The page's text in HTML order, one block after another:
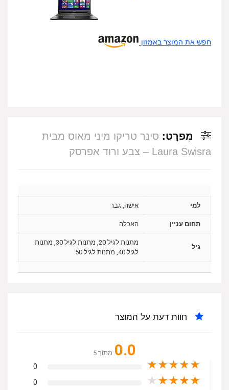
חפש את המוצר באמזון
מִפרָט: סינר טריקו מיני מאוס מבית
Laura Swisra – צבע ורוד אפרסק
למי אישה, גבר
תחום עניין האכלה
גיל
מתנות לגיל 20, מתנות לגיל 30, מתנות
לגיל 40, מתנות לגיל 50
חוות דעת על המוצר
0.0 מִתוֹך 5
★
★
★
★
★
0
★
★
★
★
★
0